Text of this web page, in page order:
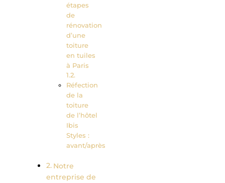
étapes
de
rénovation
d’une
toiture
en tuiles
à Paris
Réfection
de la
toiture
de l’hôtel
Ibis
Styles :
avant/après
Notre
entreprise de